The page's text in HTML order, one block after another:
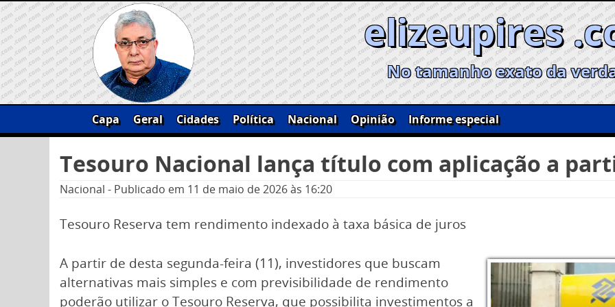
Skip
to
content
elizeupires
No tamanho exato da
Capa Geral Cidades Política Nacional Opinião
Informe especial
por:
Tesouro Nacional lança título com aplicação a
Nacional - Publicado em 11 de maio de 2026às 16:20
Tesouro Reserva tem rendimento indexado à taxa básica de juros
A partir de desta segunda-feira (11), investidores que buscam
alternativas mais simples e com previsibilidade de rendimento
poderão utilizar o Tesouro Reserva, que possibilita investimentos a